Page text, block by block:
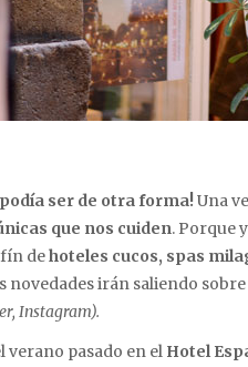
ser de otra forma!Una
que nos cuiden. Porque
dehoteles cucos, spas
novedades irán saliendo
Instagram).
verano pasado en el Hotel